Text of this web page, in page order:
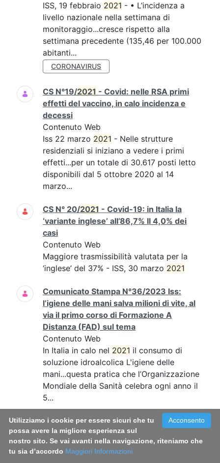
ISS, 19 febbraio 2021 - • L’incidenza a
livello nazionale nella settimana di
monitoraggio...cresce rispetto alla
settimana precedente (135,46 per 100.000
abitanti...
CORONAVIRUS
CS N°19/2021 - Covid: nelle RSA primi
effetti del vaccino, in calo incidenza e
decessi
Contenuto Web
Iss 22 marzo 2021 - Nelle strutture
residenziali si iniziano a vedere i primi
effetti...per un totale di 30.617 posti letto
disponibili dal 5 ottobre 2020 al 14
marzo...
CS N° 20/2021 - Covid-19: in Italia la
‘variante inglese’ all’86,7% Il 4,0% dei
casi
Contenuto Web
Maggiore trasmissibilità valutata per la
‘inglese’ del 37% - ISS, 30 marzo 2021
Comunicato Stampa N°36/2023 Iss:
l’igiene delle mani salva milioni di vite, al
via il primo corso di Formazione A
Distanza (FAD) sul tema
Contenuto Web
In Italia in calo nel 2021 il consumo di
soluzione idroalcolica L'igiene delle
mani...questa pratica che l’Organizzazione
Mondiale della Sanità celebra ogni anno il
5...
Comunicato Stampa N°39/2022 - Fumo:
in Italia circa 800mila fumatori in più
rispetto al 2019. Triplicato il consumo di
sigarette a tabacco riscaldato
Acconsento
Utilizziamo i cookie per essere sicuri che tu
possa avere la migliore esperienza sul
nostro sito. Se vai avanti nella navigazione, riteniamo che
tu sia d’accordo Maggiori Informazioni